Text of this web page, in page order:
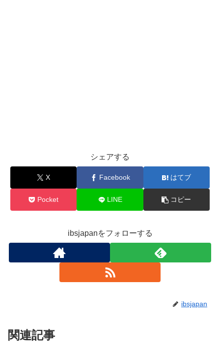
シェアする
X Facebook はてブ
Pocket LINE コピー
ibsjapanをフォローする
ibsjapan
関連記事